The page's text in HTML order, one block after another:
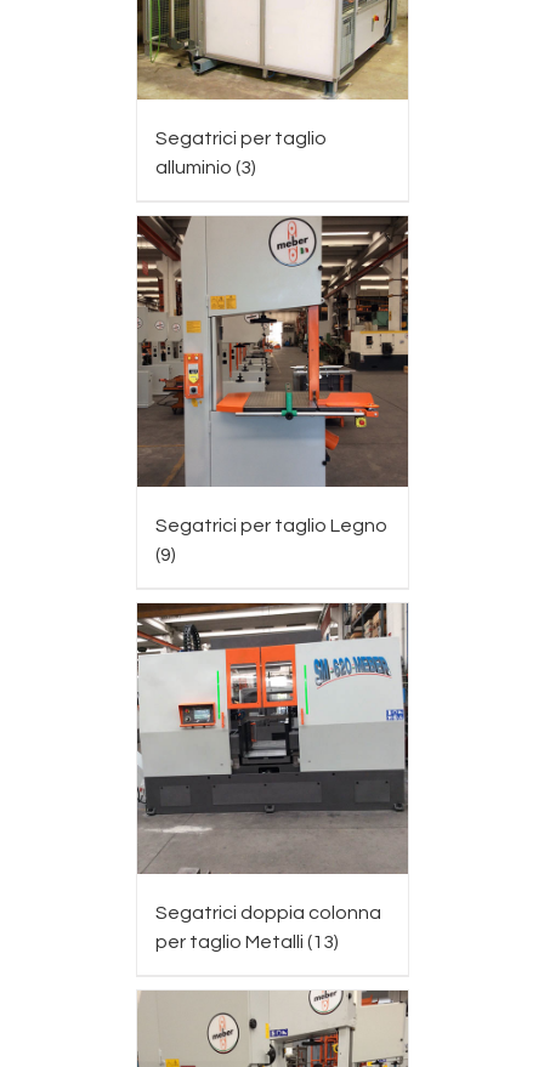
Segatrici per taglio
alluminio (3)
Segatrici per taglio Legno
(9)
Segatrici doppia colonna
per taglio Metalli (13)